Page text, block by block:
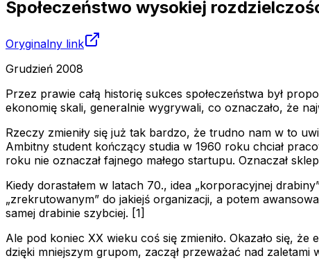
Społeczeństwo wysokiej
Oryginalny link
Grudzień 2008
Przez prawie całą historię sukces społeczeństwa był
ekonomię skali, generalnie wygrywali, co oznaczało, że
Rzeczy zmieniły się już tak bardzo, że trudno nam w to
Ambitny student kończący studia w 1960 roku chciał
roku nie oznaczał fajnego małego startupu. Oznaczał
Kiedy dorastałem w latach 70., idea „korporacyjnej
„zrekrutowanym” do jakiejś organizacji, a potem
samej drabinie szybciej. [1]
Ale pod koniec XX wieku coś się zmieniło. Okazało się,
dzięki mniejszym grupom, zaczął przeważać nad zaletami